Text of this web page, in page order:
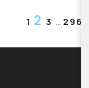
1 23 296